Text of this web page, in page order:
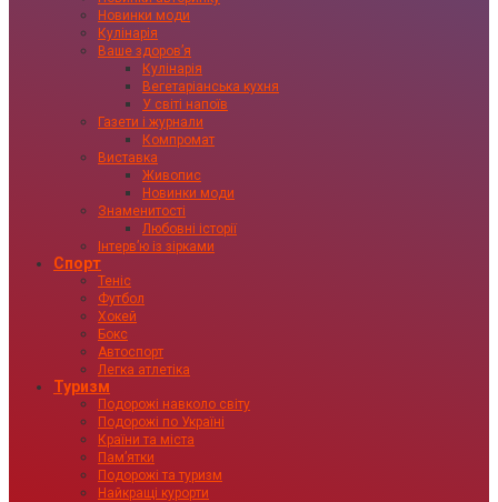
Новинки моди
Кулінарія
Ваше здоровʼя
Кулінарія
Вегетаріанська кухня
У світі напоїв
Газети і журнали
Компромат
Виставка
Живопис
Новинки моди
Знаменитості
Любовні історії
Інтервʼю із зірками
Спорт
Теніс
Футбол
Хокей
Бокс
Автоспорт
Легка атлетіка
Туризм
Подорожі навколо світу
Подорожі по Україні
Країни та міста
Пам’ятки
Подорожі та туризм
Найкращі курорти